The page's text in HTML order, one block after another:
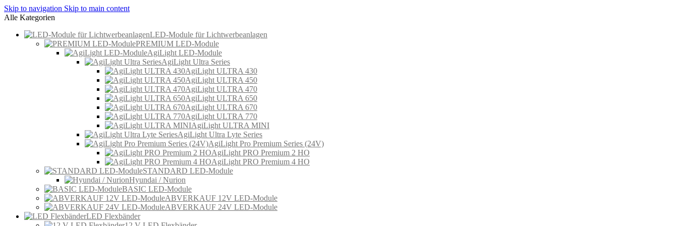
Skip to navigation Skip to main content
Alle Kategorien
LED-Module für Lichtwerbeanlagen
PREMIUM LED-Module
AgiLight LED-Module
AgiLight Ultra Series
AgiLight ULTRA 430
AgiLight ULTRA 450
AgiLight ULTRA 470
AgiLight ULTRA 650
AgiLight ULTRA 670
AgiLight ULTRA 770
AgiLight ULTRA MINI
AgiLight Ultra Lyte Series
AgiLight Pro Premium Series (24V)
AgiLight PRO Premium 2 HO
AgiLight PRO Premium 4 HO
STANDARD LED-Module
Hyundai / Nurion
BASIC LED-Module
ABVERKAUF 12V LED-Module
ABVERKAUF 24V LED-Module
LED Flexbänder